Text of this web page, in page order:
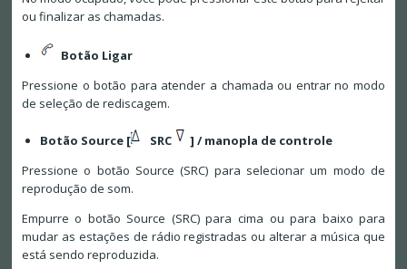
ou finalizar as chamadas.
Botão Ligar
Pressione o botão para atender a chamada ou entrar no modo
de seleção de rediscagem.
Botão Source [ SRC
] / manopla de controle
Pressione o botão Source (SRC) para selecionar um modo de
reprodução de som.
Empurre o botão Source (SRC) para cima ou para baixo para
mudar as estações de rádio registradas ou alterar a música que
está sendo reproduzida.